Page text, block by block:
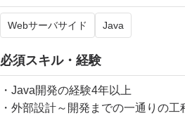
Webサーバサイド Java
必須スキル・経験
・Java開発の経験4年以上
・外部設計～開発までの一通りの工